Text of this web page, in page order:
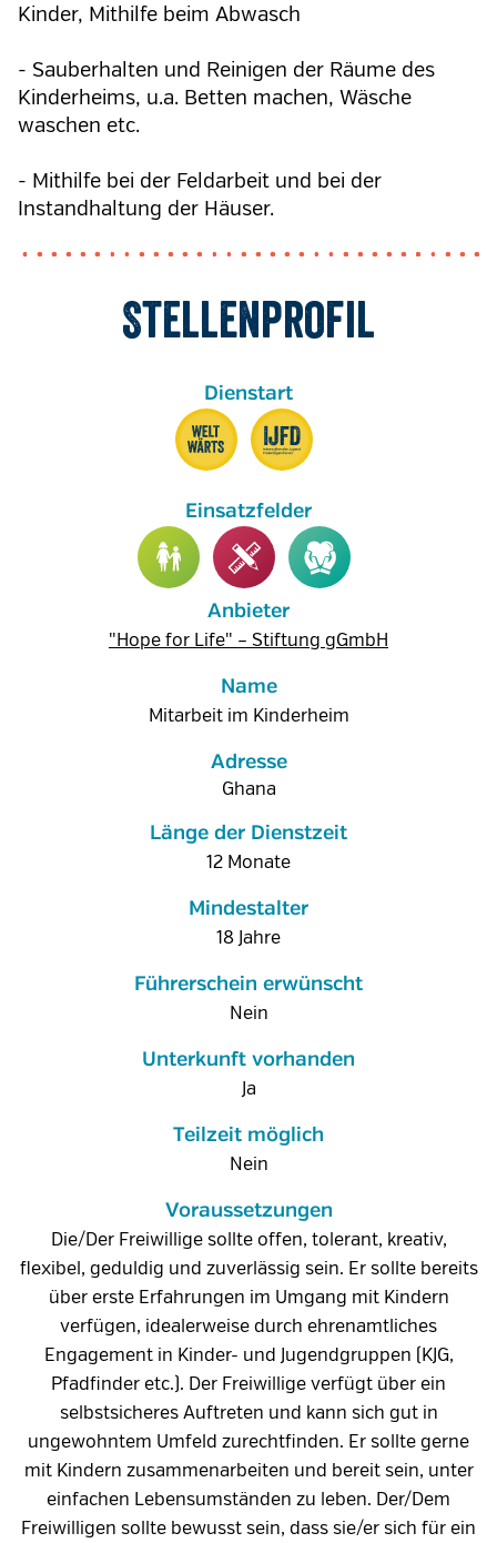
Kinder, Mithilfe beim Abwasch
- Sauberhalten und Reinigen der Räume des
Kinderheims, u.a. Betten machen, Wäsche
waschen etc.
- Mithilfe bei der Feldarbeit und bei der
Instandhaltung der Häuser.
Stellenprofil
Anbieter
"Hope for Life" – Stiftung gGmbH
Name
Mitarbeit im Kinderheim
Adresse
Ghana
Länge der Dienstzeit
12 Monate
Mindestalter
18 Jahre
Führerschein erwünscht
Nein
Unterkunft vorhanden
Ja
Teilzeit möglich
Nein
Voraussetzungen
Die/Der Freiwillige sollte offen, tolerant, kreativ,
flexibel, geduldig und zuverlässig sein. Er sollte bereits
über erste Erfahrungen im Umgang mit Kindern
verfügen, idealerweise durch ehrenamtliches
Engagement in Kinder- und Jugendgruppen (KJG,
Pfadfinder etc.). Der Freiwillige verfügt über ein
selbstsicheres Auftreten und kann sich gut in
ungewohntem Umfeld zurechtfinden. Er sollte gerne
mit Kindern zusammenarbeiten und bereit sein, unter
einfachen Lebensumständen zu leben. Der/Dem
Freiwilligen sollte bewusst sein, dass sie/er sich für ein